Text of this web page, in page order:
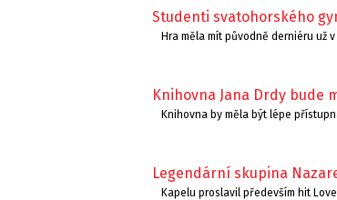
Studenti svatohorského
Hra měla mít původně derniéru už
Knihovna Jana Drdy bude
Knihovna by měla být lépe
Legendární skupina
Kapelu proslavil především hit